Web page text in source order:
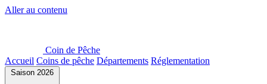
Aller au contenu
Coin de Pêche
Accueil Coins de pêche Départements Réglementation
Saison 2026